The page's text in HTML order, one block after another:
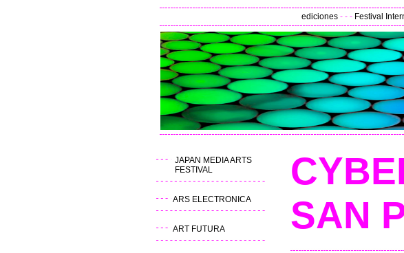
ediciones - - - Festival
JAPAN MEDIA ARTS
FESTIVAL
ARS ELECTRONICA
ART FUTURA
SAN